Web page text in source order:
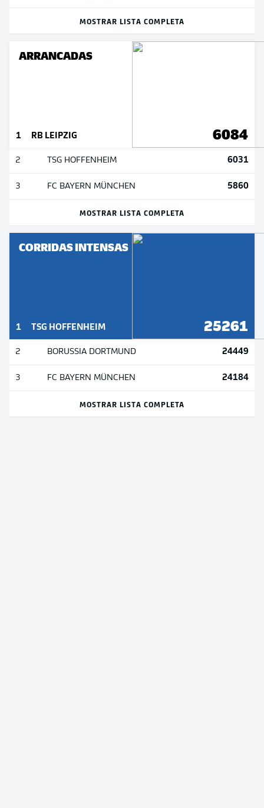
MOSTRAR LISTA COMPLETA
ARRANCADAS
1 RB LEIPZIG 6084
2 TSG HOFFENHEIM 6031
3 FC BAYERN MÜNCHEN 5860
MOSTRAR LISTA COMPLETA
CORRIDAS INTENSAS
1 TSG HOFFENHEIM 25261
2 BORUSSIA DORTMUND 24449
3 FC BAYERN MÜNCHEN 24184
MOSTRAR LISTA COMPLETA